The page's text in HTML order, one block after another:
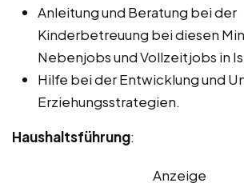
Anleitung und Beratung bei der
Kinderbetreuung bei diesen
Nebenjobs und Vollzeitjobs in
Hilfe bei der Entwicklung und
Erziehungsstrategien.
Haushaltsführung:
Anzeige